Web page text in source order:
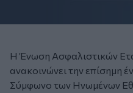
Η Ένωση Ασφαλιστικών
ανακοινώνει την επίσημη
Σύμφωνο των Ηνωμένων